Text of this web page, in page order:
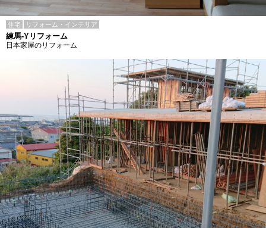
住宅 リフォーム・インテリア
練馬-Yリフォーム
日本家屋のリフォーム